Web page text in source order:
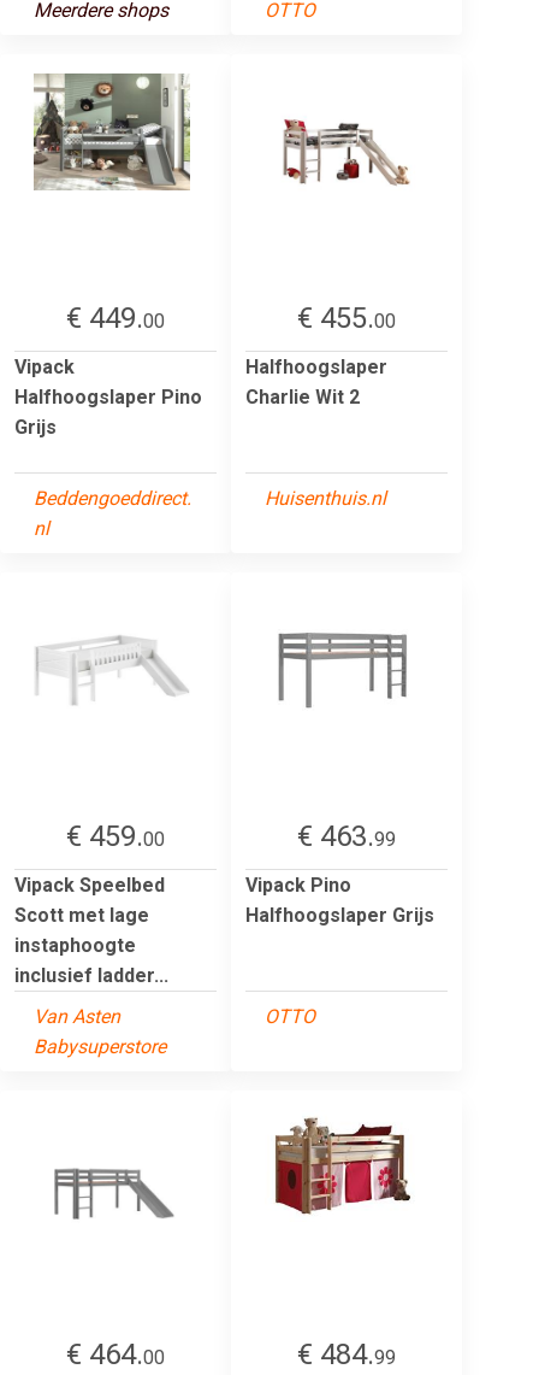
Meerdere shops OTTO
€ 449.00
Vipack
Halfhoogslaper Pino
Grijs
Beddengoeddirect.
nl
€ 455.00
Halfhoogslaper
Charlie Wit 2
Huisenthuis.nl
€ 459.00
Vipack Speelbed
Scott met lage
instaphoogte
inclusief ladder...
Van Asten
Babysuperstore
€ 463.99
Vipack Pino
Halfhoogslaper Grijs
OTTO
€ 464.00
€ 484.99